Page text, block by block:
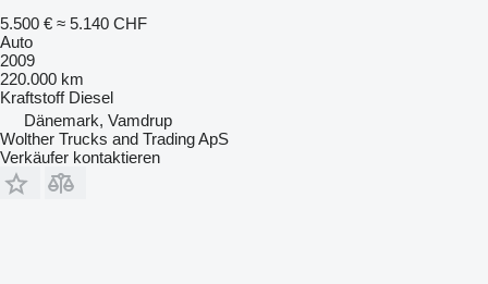
5.500 € ≈ 5.140 CHF
Auto
2009
220.000 km
Kraftstoff Diesel
Dänemark, Vamdrup
Wolther Trucks and Trading ApS
Verkäufer kontaktieren